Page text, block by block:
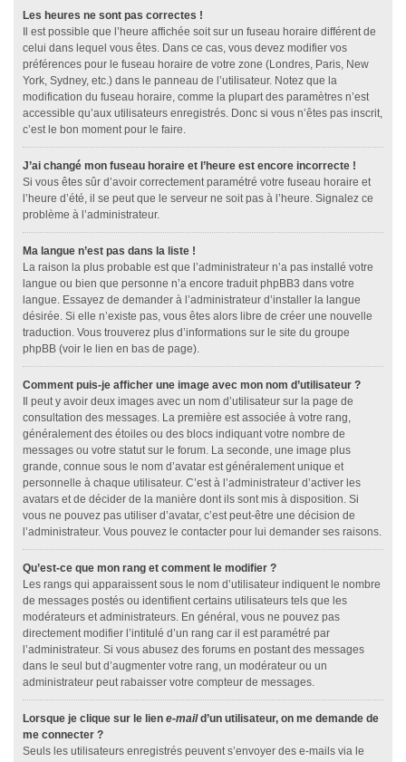
Les heures ne sont pas correctes !
Il est possible que l’heure affichée soit sur un fuseau horaire différent de
celui dans lequel vous êtes. Dans ce cas, vous devez modifier vos
préférences pour le fuseau horaire de votre zone (Londres, Paris, New
York, Sydney, etc.) dans le panneau de l’utilisateur. Notez que la
modification du fuseau horaire, comme la plupart des paramètres n’est
accessible qu’aux utilisateurs enregistrés. Donc si vous n’êtes pas inscrit,
c’est le bon moment pour le faire.
J’ai changé mon fuseau horaire et l’heure est encore incorrecte !
Si vous êtes sûr d’avoir correctement paramétré votre fuseau horaire et
l’heure d’été, il se peut que le serveur ne soit pas à l’heure. Signalez ce
problème à l’administrateur.
Ma langue n’est pas dans la liste !
La raison la plus probable est que l’administrateur n’a pas installé votre
langue ou bien que personne n’a encore traduit phpBB3 dans votre
langue. Essayez de demander à l’administrateur d’installer la langue
désirée. Si elle n’existe pas, vous êtes alors libre de créer une nouvelle
traduction. Vous trouverez plus d’informations sur le site du groupe
phpBB (voir le lien en bas de page).
Comment puis-je afficher une image avec mon nom d’utilisateur ?
Il peut y avoir deux images avec un nom d’utilisateur sur la page de
consultation des messages. La première est associée à votre rang,
généralement des étoiles ou des blocs indiquant votre nombre de
messages ou votre statut sur le forum. La seconde, une image plus
grande, connue sous le nom d’avatar est généralement unique et
personnelle à chaque utilisateur. C’est à l’administrateur d’activer les
avatars et de décider de la manière dont ils sont mis à disposition. Si
vous ne pouvez pas utiliser d’avatar, c’est peut-être une décision de
l’administrateur. Vous pouvez le contacter pour lui demander ses raisons.
Qu’est-ce que mon rang et comment le modifier ?
Les rangs qui apparaissent sous le nom d’utilisateur indiquent le nombre
de messages postés ou identifient certains utilisateurs tels que les
modérateurs et administrateurs. En général, vous ne pouvez pas
directement modifier l’intitulé d’un rang car il est paramétré par
l’administrateur. Si vous abusez des forums en postant des messages
dans le seul but d’augmenter votre rang, un modérateur ou un
administrateur peut rabaisser votre compteur de messages.
Lorsque je clique sur le lien e-maild’un utilisateur, on me demande de
me connecter ?
Seuls les utilisateurs enregistrés peuvent s’envoyer des e-mails via le